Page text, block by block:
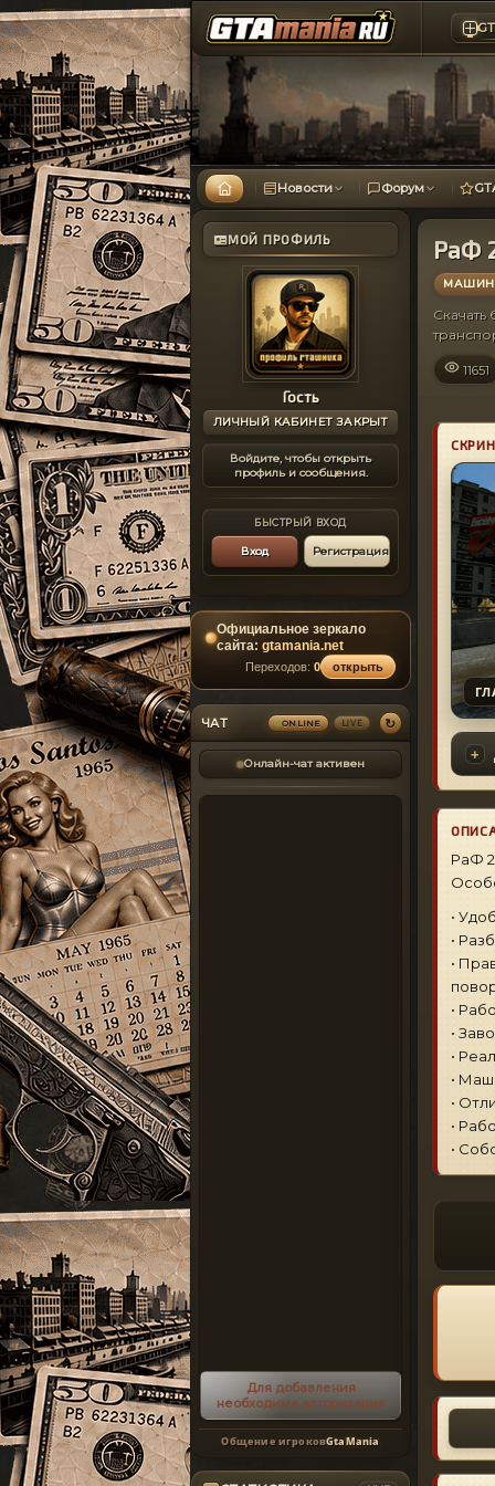
Новости Форум
МОЙ ПРОФИЛЬ
Гость
ЛИЧНЫЙ КАБИНЕТ ЗАКРЫТ
Войдите, чтобы открыть
профиль и сообщения.
БЫСТРЫЙ ВХОД
Вход Регистрация
Официальное зеркало
сайта: gtamania.net
Переходов: 0 открыть
ЧАТ ONLINE LIVE ↻
Онлайн-чат активен
Для добавления
необходима авторизация
Общение игроковGtaMania
РаФ
Скачать
11651
РаФ
•
•
•
•
•
•
•
•
•
•